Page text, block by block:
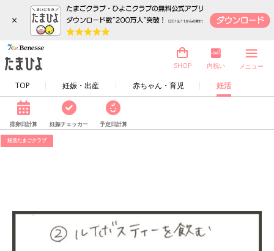
×
TOP 妊娠・出産 赤ちゃん・育児 妊活
SHOP 内祝い メニュー
排卵日計算 妊娠チェッカー 予定日計算
妊活たまごクラブ